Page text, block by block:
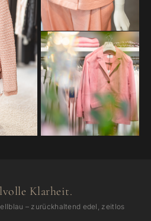
Klarheit.
– zurückhaltend edel, zeitlos